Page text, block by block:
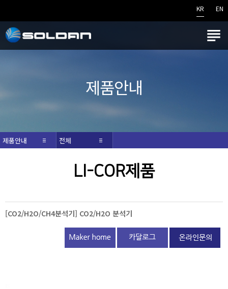
KR EN

제품안내
제품안내 전체
LI-COR제품
[CO2/H2O/CH4분석기] CO2/H2O 분석기